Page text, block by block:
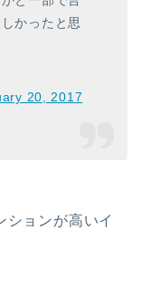
かったと思
20, 2017
ションが高いイ